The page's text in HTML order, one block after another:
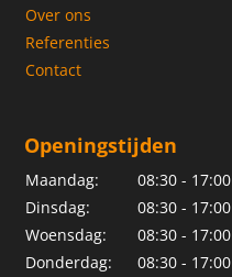
Over ons
Referenties
Contact
Openingstijden
Maandag:
08:30 - 17:00
Dinsdag:
08:30 - 17:00
Woensdag:
08:30 - 17:00
Donderdag:
08:30 - 17:00